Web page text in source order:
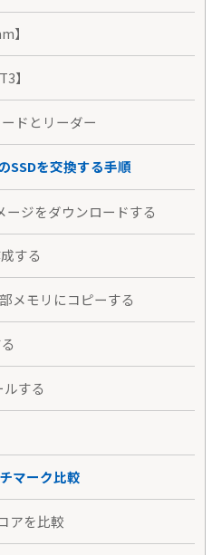
】
】
ドとリーダー
SSDを交換する手順
ージをダウンロードする
する
メモリにコピーする
する
マーク比較
アを比較